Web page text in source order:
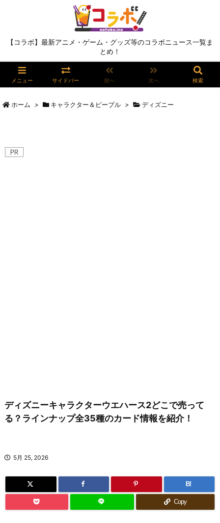
【コラボ】最新アニメ・ゲーム・グッズ等のコラボニュース一覧ま
とめ！
メニュー サイドバー 前へ 次へ 検索
ホーム > キャラクター＆ピープル > ディズニー
ディズニーキャラクターウエハース2どこで売って
る？ラインナップ全35種のカード情報を紹介！
5月 25, 2026
B!
Copy